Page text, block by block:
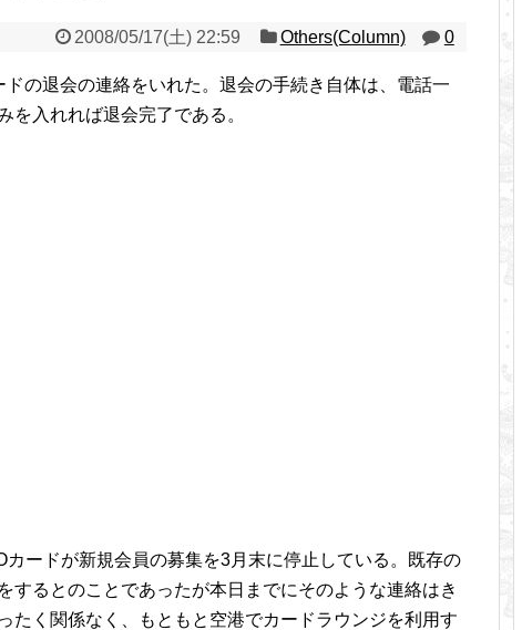
2008/05/17(土) 22:59 Others(Column) 0
の退会の連絡をいれた。退会の手続き自体は、電話一
を入れれば退会完了である。
カードが新規会員の募集を3月末に停止している。既存の
するとのことであったが本日までにそのような連絡はき
たく関係なく、もともと空港でカードラウンジを利用す